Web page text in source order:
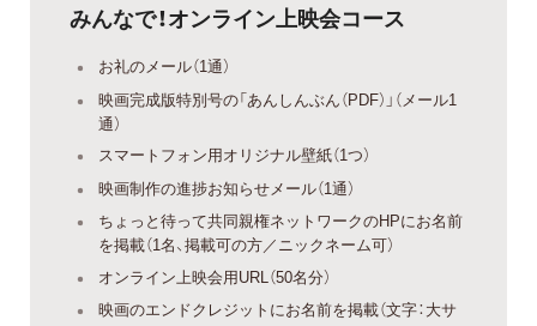
みんなで！オンライン上映会コース
お礼のメール（1通）
映画完成版特別号の「あんしんぶん（PDF）」（メール1
通）
スマートフォン用オリジナル壁紙（1つ）
映画制作の進捗お知らせメール（1通）
ちょっと待って共同親権ネットワークのHPにお名前
を掲載（1名、掲載可の方／ニックネーム可）
オンライン上映会用URL（50名分）
映画のエンドクレジットにお名前を掲載（文字：大サ